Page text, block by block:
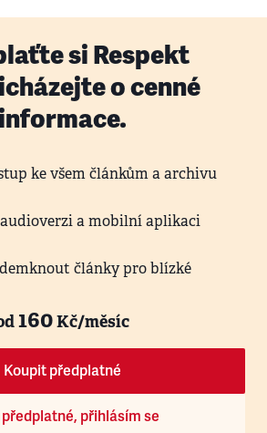
si Respekt
o cenné
informace.
ke všem článkům a archivu
a mobilní aplikaci
články pro blízké
160Kč/měsíc
Koupit předplatné
přihlásím se